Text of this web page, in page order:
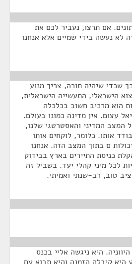
אם תרצו, נעביר לכם את
לא נעשה בידי שמיים אלא אנחנו
שכדי שיהיה תורה, צריך מנוע
הישראלי, התעשייה הישראלית,
הוא מרכיב חשוב בכלכלה
עצום. אין מדינה כמונו בעולם.
המצב המדיני והאסטרטגי שלנו,
אותו. כלומר, לוקחים אותו
ם בתוך המצב הזה. אנחנו
כניסת התיירים בארץ בבידוק
לכל מיני קהלי יעד. בשביל זה
טוב, רב-שנתי ואמיתי.
היא ניגשה אליי בכנס